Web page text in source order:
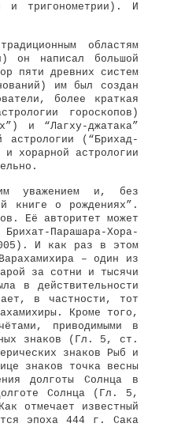
и тригонометрии). И
областям
он написал большой
пяти древних систем
им был создан
более краткая
гороскопов)
и “Лагху-джатака”
(“Брихад-
хорарной астрологии
уважением и, без
книге о рождениях”.
Её авторитет может
Парашара-Хора-
И как раз в этом
– один из
за сотни и тысячи
в действительности
в частности, тот
Кроме того,
приводимыми в
знаков (Гл. 5, ст.
знаков Рыб и
знаков точка весны
долготы Солнца в
Солнца (Гл. 5,
отмечает известный
эпоха 444 г. Сака